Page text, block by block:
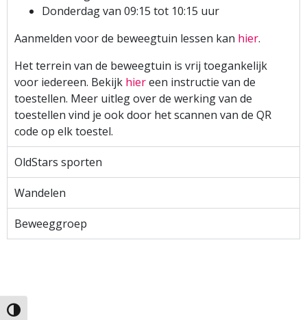
Keuze voor hoog contrast
Donderdag van 09:15 tot 10:15 uur
Aanmelden voor de beweegtuin lessen kan hier.
Het terrein van de beweegtuin is vrij toegankelijk
voor iedereen. Bekijk hiereen instructie van de
toestellen. Meer uitleg over de werking van de
toestellen vind je ook door het scannen van de QR
code op elk toestel.
OldStars sporten
Wandelen
Beweeggroep